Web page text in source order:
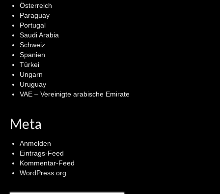
Österreich
Paraguay
Portugal
Saudi Arabia
Schweiz
Spanien
Türkei
Ungarn
Uruguay
VAE – Vereinigte arabische Emirate
Meta
Anmelden
Eintrags-Feed
Kommentar-Feed
WordPress.org